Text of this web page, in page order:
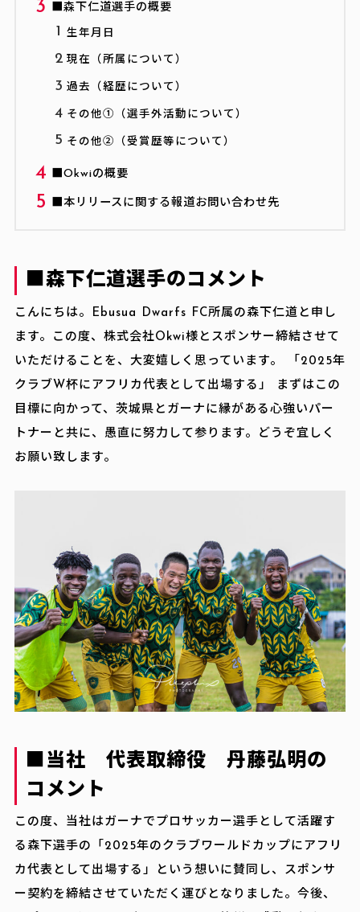
■森下仁道選手の概要
生年月日
現在（所属について）
過去（経歴について）
その他①（選手外活動について）
その他②（受賞歴等について）
■Okwiの概要
■本リリースに関する報道お問い合わせ先
■森下仁道選手のコメント
こんにちは。Ebusua Dwarfs FC所属の森下仁道と申し
ます。この度、株式会社Okwi様とスポンサー締結させて
いただけることを、大変嬉しく思っています。 「2025年
クラブW杯にアフリカ代表として出場する」 まずはこの
目標に向かって、茨城県とガーナに縁がある心強いパー
トナーと共に、愚直に努力して参ります。どうぞ宜しく
お願い致します。
■当社 代表取締役 丹藤弘明の
コメント
この度、当社はガーナでプロサッカー選手として活躍す
る森下選手の「2025年のクラブワールドカップにアフリ
カ代表として出場する」という想いに賛同し、スポンサ
ー契約を締結させていただく運びとなりました。今後、